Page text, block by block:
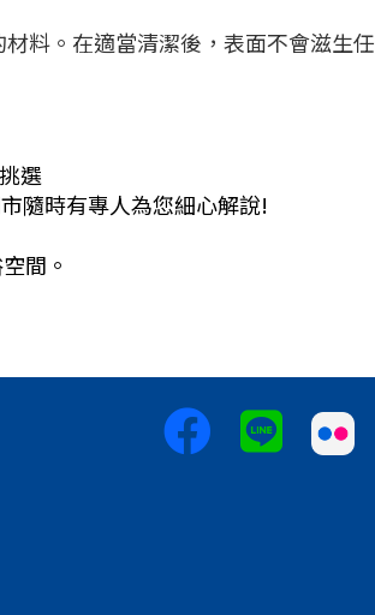
料。在適當清潔後，表面不會滋生
選
隨時有專人為您細心解說!
間。